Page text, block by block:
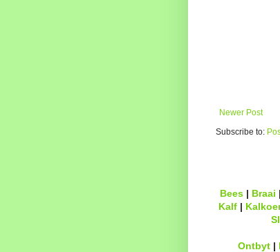
Newer Post
Subscribe to:
Bees | Braai |
Kalf|
Ontbyt|